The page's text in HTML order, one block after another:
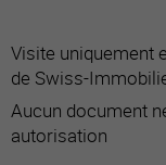
Visite uniquement
de Swiss-
Aucun document
autorisation